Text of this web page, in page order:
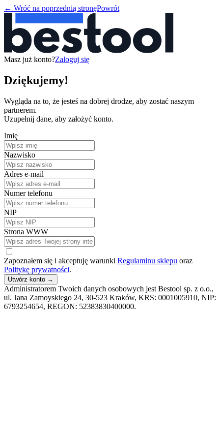
← Wróć na poprzednią stronęPowrót
Masz już konto?Zaloguj się
Dziękujemy!
Wygląda na to, że jesteś na dobrej drodze, aby zostać naszym
partnerem.
Uzupełnij dane, aby założyć konto.
Imię
Nazwisko
Adres e-mail
Numer telefonu
NIP
Strona WWW
Zapoznałem się i akceptuję warunki Regulaminu sklepu oraz
Politykę prywatności.
Utwórz konto →
Administratorem Twoich danych osobowych jest Bestool sp. z o.o.,
ul. Jana Zamoyskiego 24, 30-523 Kraków, KRS: 0001005910, NIP:
6793254654, REGON: 52383830400000.